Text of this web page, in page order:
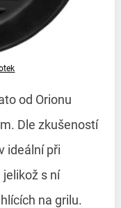
od Orionu
Dle zkušeností
ideální při
s ní
na grilu.